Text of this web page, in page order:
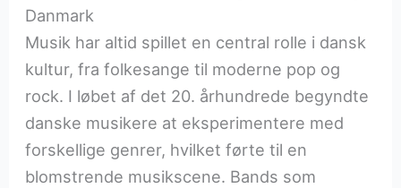
Danmark
Musik har altid spillet en central rolle i dansk
kultur, fra folkesange til moderne pop og
rock. I løbet af det 20. århundrede begyndte
danske musikere at eksperimentere med
forskellige genrer, hvilket førte til en
blomstrende musikscene. Bands som